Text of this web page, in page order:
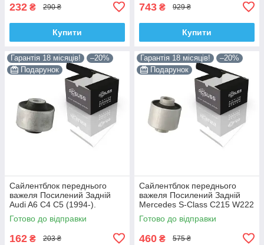
232 ₴ 290 ₴
Купити
743 ₴ 929 ₴
Купити
Гарантія 18 місяців!
–20%
Подарунок
Сайлентблок переднього
важеля Посилений Задній
Audi A6 C4 C5 (1994-).
Верхній. Корея ACSUSS!
35379 , JBU138 , TD1062W
Готово до відправки
162 ₴ 203 ₴
Гарантія 18 місяців!
–20%
Подарунок
Сайлентблок переднього
важеля Посилений Задній
Mercedes S-Class C215 W222
W220 V220 (1998-). Корея
ACSUSS! 28744 , TD4208W ,
Готово до відправки
460 ₴ 575 ₴